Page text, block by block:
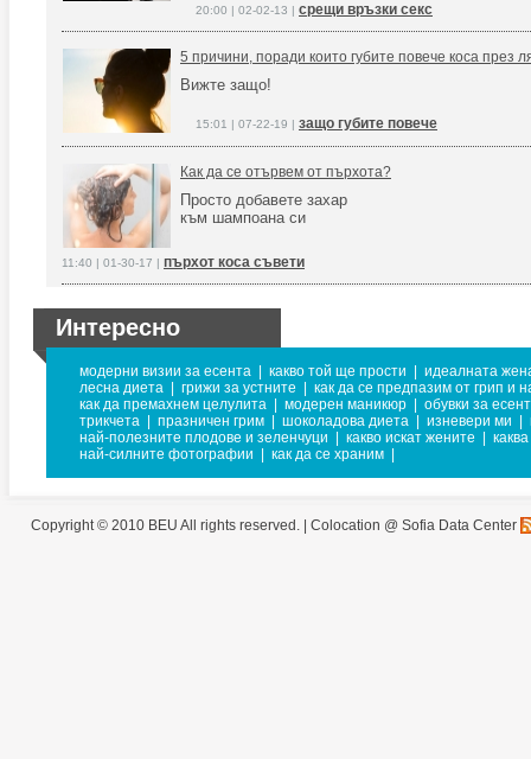
20:00 | 02-02-13 | срещи връзки секс
5 причини, поради които губите повече коса през
Вижте защо!
15:01 | 07-22-19 | защо губите повече
Как да се отървем от пърхота?
Просто добавете захар
към шампоана си
11:40 | 01-30-17 | пърхот коса съвети
Интересно
модерни визии за есента какво той ще прости
идеалната
лесна диета
грижи за устните
как да се предпазим от грип и
как да премахнем целулита
модерен маникюр
обувки за
трикчета
празничен грим шоколадова диета изневери ми
най-полезните плодове и зеленчуци
какво искат жените
най-силните фотографии
как да се храним
Copyright © 2010 BEU All rights reserved. | Colocation @ Sofia Data Center